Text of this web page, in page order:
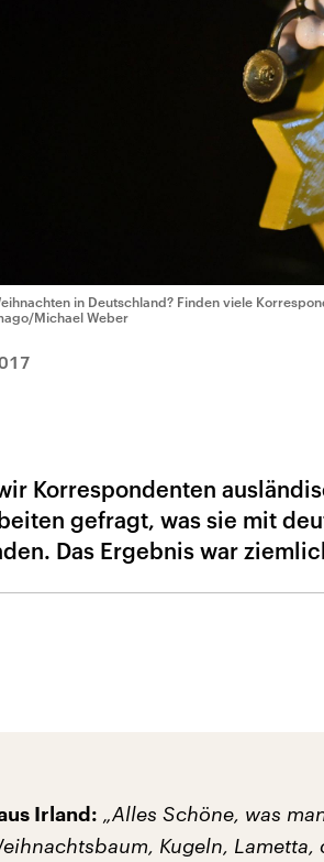
in Deutschland? Finden viele
Michael Weber
Korrespondenten
gefragt, was sie mit
Das Ergebnis war
Irland: „Alles Schöne, was
Kugeln, Lametta,